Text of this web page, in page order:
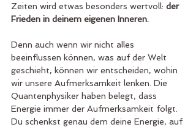
Zeiten wird etwas besonders wertvoll: der
Frieden in deinem eigenen Inneren.
Denn auch wenn wir nicht alles
beeinflussen können, was auf der Welt
geschieht, können wir entscheiden, wohin
wir unsere Aufmerksamkeit lenken. Die
Quantenphysiker haben belegt, dass
Energie immer der Aufmerksamkeit folgt.
Du schenkst genau dem deine Energie, auf